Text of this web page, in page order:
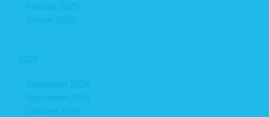
Februar 2025
Januar 2025
2024
Dezember 2024
November 2024
Oktober 2024